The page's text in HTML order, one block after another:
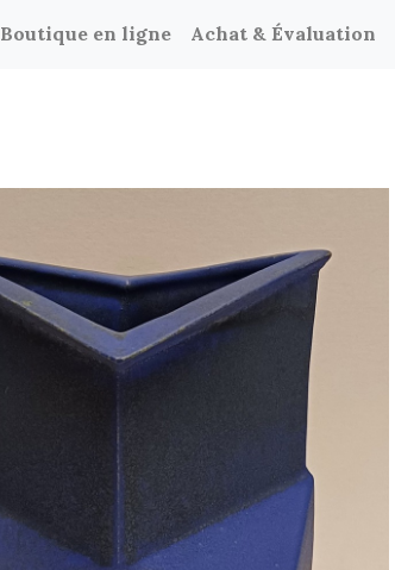
Boutique en ligne Achat & Évaluation